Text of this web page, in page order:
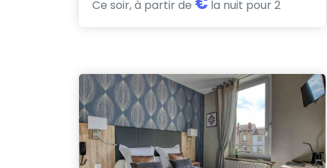
Ce soir, à partir de la nuit pour 2